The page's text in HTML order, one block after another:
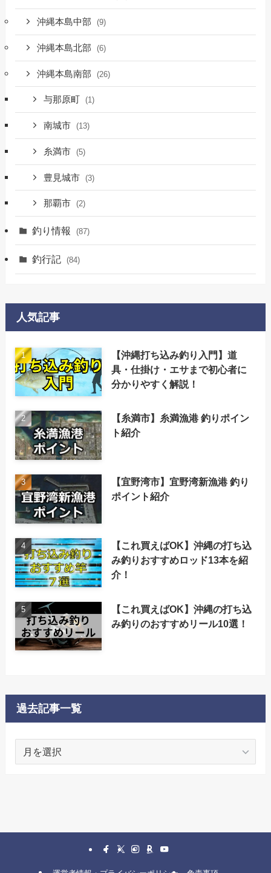
沖縄本島中部 (9)
沖縄本島北部 (6)
沖縄本島南部 (26)
与那原町 (1)
南城市 (13)
糸満市 (5)
豊見城市 (3)
那覇市 (2)
釣り情報 (87)
釣行記 (84)
人気記事
【沖縄打ち込み釣り入門】道
具・仕掛け・エサまで初心者に
分かりやすく解説！
【糸満市】糸満漁港 釣りポイン
ト紹介
【宜野湾市】宜野湾新漁港 釣り
ポイント紹介
【これ買えばOK】沖縄の打ち込
み釣りおすすめロッド13本を紹
介！
【これ買えばOK】沖縄の打ち込
み釣りのおすすめリール10選！
過去記事一覧